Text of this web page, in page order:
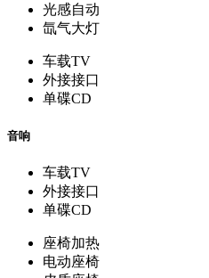
光感自动
氙气大灯
车载TV
外接接口
单碟CD
音响
车载TV
外接接口
单碟CD
座椅加热
电动座椅